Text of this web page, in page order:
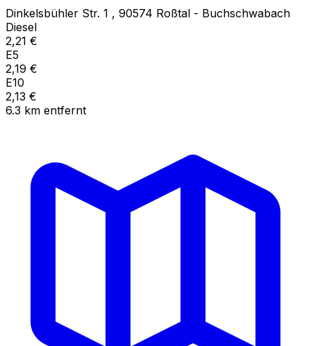
Dinkelsbühler Str. 1 , 90574 Roßtal - Buchschwabach
Diesel
2,21 €
E5
2,19 €
E10
2,13 €
6.3 km entfernt